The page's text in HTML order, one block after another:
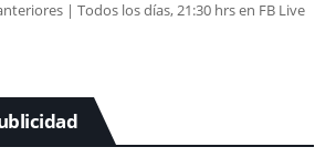
| Todos los días, 21:30 hrs en FB Live